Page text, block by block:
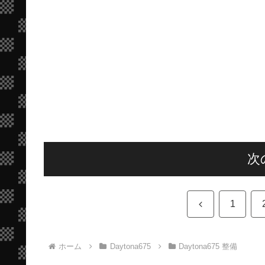
次
前 1
ホーム Daytona675 Daytona675 整備